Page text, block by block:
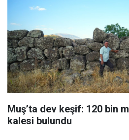
Muş’ta dev keşif: 120 bin
kalesi bulundu